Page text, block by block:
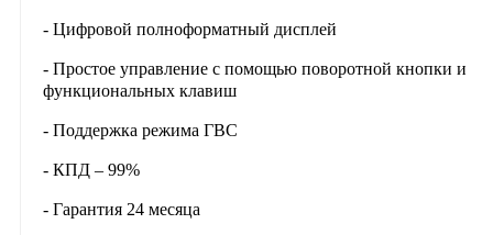
- Цифровой полноформатный дисплей
- Простое управление с помощью поворотной кнопки и
функциональных клавиш
- Поддержка режима ГВС
- КПД – 99%
- Гарантия 24 месяца